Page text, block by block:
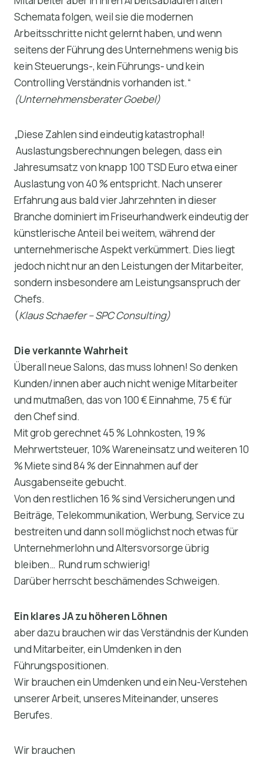
Schemata folgen, weil sie die modernen
Arbeitsschritte nicht gelernt haben, und wenn
seitens der Führung des Unternehmens wenig bis
kein Steuerungs-, kein Führungs- und kein
Controlling Verständnis vorhanden ist.“
(Unternehmensberater Goebel)
„Diese Zahlen sind eindeutig katastrophal!
Auslastungsberechnungen belegen, dass ein
Jahresumsatz von knapp 100 TSD Euro etwa einer
Auslastung von 40 % entspricht. Nach unserer
Erfahrung aus bald vier Jahrzehnten in dieser
Branche dominiert im Friseurhandwerk eindeutig der
künstlerische Anteil bei weitem, während der
unternehmerische Aspekt verkümmert. Dies liegt
jedoch nicht nur an den Leistungen der Mitarbeiter,
sondern insbesondere am Leistungsanspruch der
Chefs.
(Klaus Schaefer – SPC Consulting)
Die verkannte Wahrheit
Überall neue Salons, das muss lohnen! So denken
Kunden/innen aber auch nicht wenige Mitarbeiter
und mutmaßen, das von 100 € Einnahme, 75 € für
den Chef sind.
Mit grob gerechnet 45 % Lohnkosten, 19 %
Mehrwertsteuer, 10% Wareneinsatz und weiteren 10
% Miete sind 84 % der Einnahmen auf der
Ausgabenseite gebucht.
Von den restlichen 16 % sind Versicherungen und
Beiträge, Telekommunikation, Werbung, Service zu
bestreiten und dann soll möglichst noch etwas für
Unternehmerlohn und Altersvorsorge übrig
bleiben… Rund rum schwierig!
Darüber herrscht beschämendes Schweigen.
Ein klares JA zu höheren Löhnen
aber dazu brauchen wir das Verständnis der Kunden
und Mitarbeiter, ein Umdenken in den
Führungspositionen.
Wir brauchen ein Umdenken und ein Neu-Verstehen
unserer Arbeit, unseres Miteinander, unseres
Berufes.
Wir brauchen